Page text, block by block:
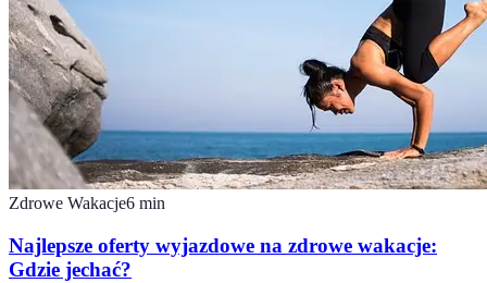
Zdrowe Wakacje6 min
Najlepsze oferty wyjazdowe na zdrowe wakacje:
Gdzie jechać?